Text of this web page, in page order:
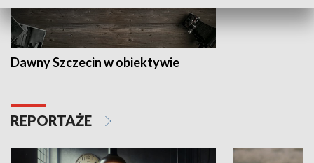
Dawny Szczecin w obiektywie
REPORTAŻE